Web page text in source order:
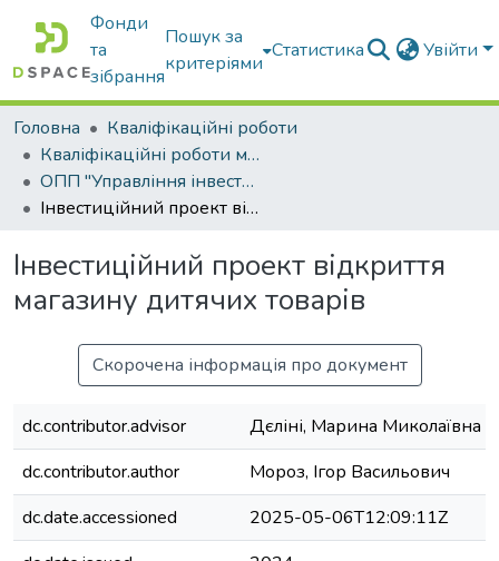
Фонди
та
зібрання
Пошук за
критеріями
Статистика Увійти
Головна
Кваліфікаційні роботи
Кваліфікаційні роботи магістрів
ОПП "Управління інвестиційною діяльністю та міжнародними проектами"
Інвестиційний проект відкриття магазину дитячих товарів
Інвестиційний проект відкриття
магазину дитячих товарів
Скорочена інформація про документ
dc.contributor.advisor
Дєліні, Марина Миколаївна
dc.contributor.author
Мороз, Ігор Васильович
dc.date.accessioned
2025-05-06T12:09:11Z